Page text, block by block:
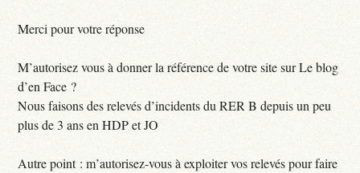
Merci pour votre réponse
M’autorisez vous à donner la référence de votre site sur Le blog
d’en Face ?
Nous faisons des relevés d’incidents du RER B depuis un peu
plus de 3 ans en HDP et JO
Autre point : m’autorisez-vous à exploiter vos relevés pour faire